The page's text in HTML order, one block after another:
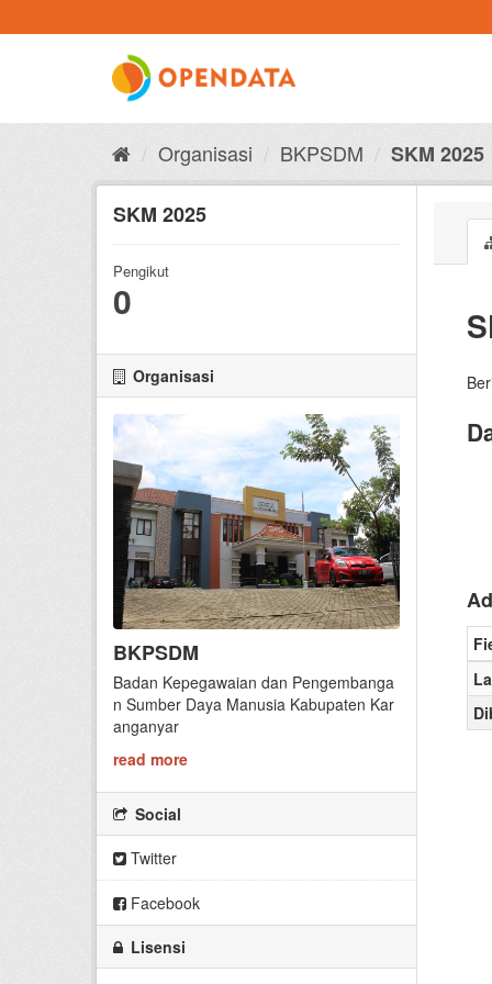
to
Organisasi BKPSDM SKM 2025
SKM 2025
Pengikut
0
Organisasi
BKPSDM
Badan Kepegawaian dan Pengembanga
n Sumber Daya Manusia Kabupaten Kar
anganyar
read more
Social
Twitter
Facebook
Lisensi